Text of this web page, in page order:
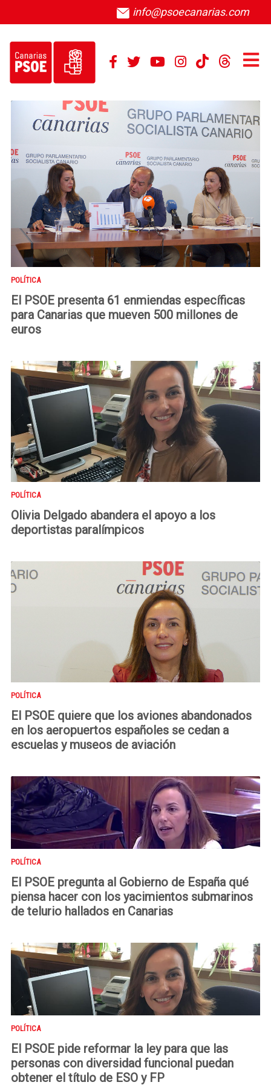
info@psoecanarias.com
POLÍTICA
El PSOE presenta 61 enmiendas específicas
para Canarias que mueven 500 millones de
euros
POLÍTICA
Olivia Delgado abandera el apoyo a los
deportistas paralímpicos
POLÍTICA
El PSOE quiere que los aviones abandonados
en los aeropuertos españoles se cedan a
escuelas y museos de aviación
POLÍTICA
El PSOE pregunta al Gobierno de España qué
piensa hacer con los yacimientos submarinos
de telurio hallados en Canarias
POLÍTICA
El PSOE pide reformar la ley para que las
personas con diversidad funcional puedan
obtener el título de ESO y FP